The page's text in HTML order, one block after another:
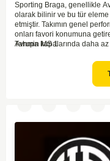
Sporting Braga, genellikle
olarak bilinir ve bu tür eleme
etmiştir. Takımın genel
onları favori konumuna
Avrupa kupalarında daha
elinde tutarak maçı
kalite farkı Braga'nın
bir sonuçla bu turu
Tahmin MS 1